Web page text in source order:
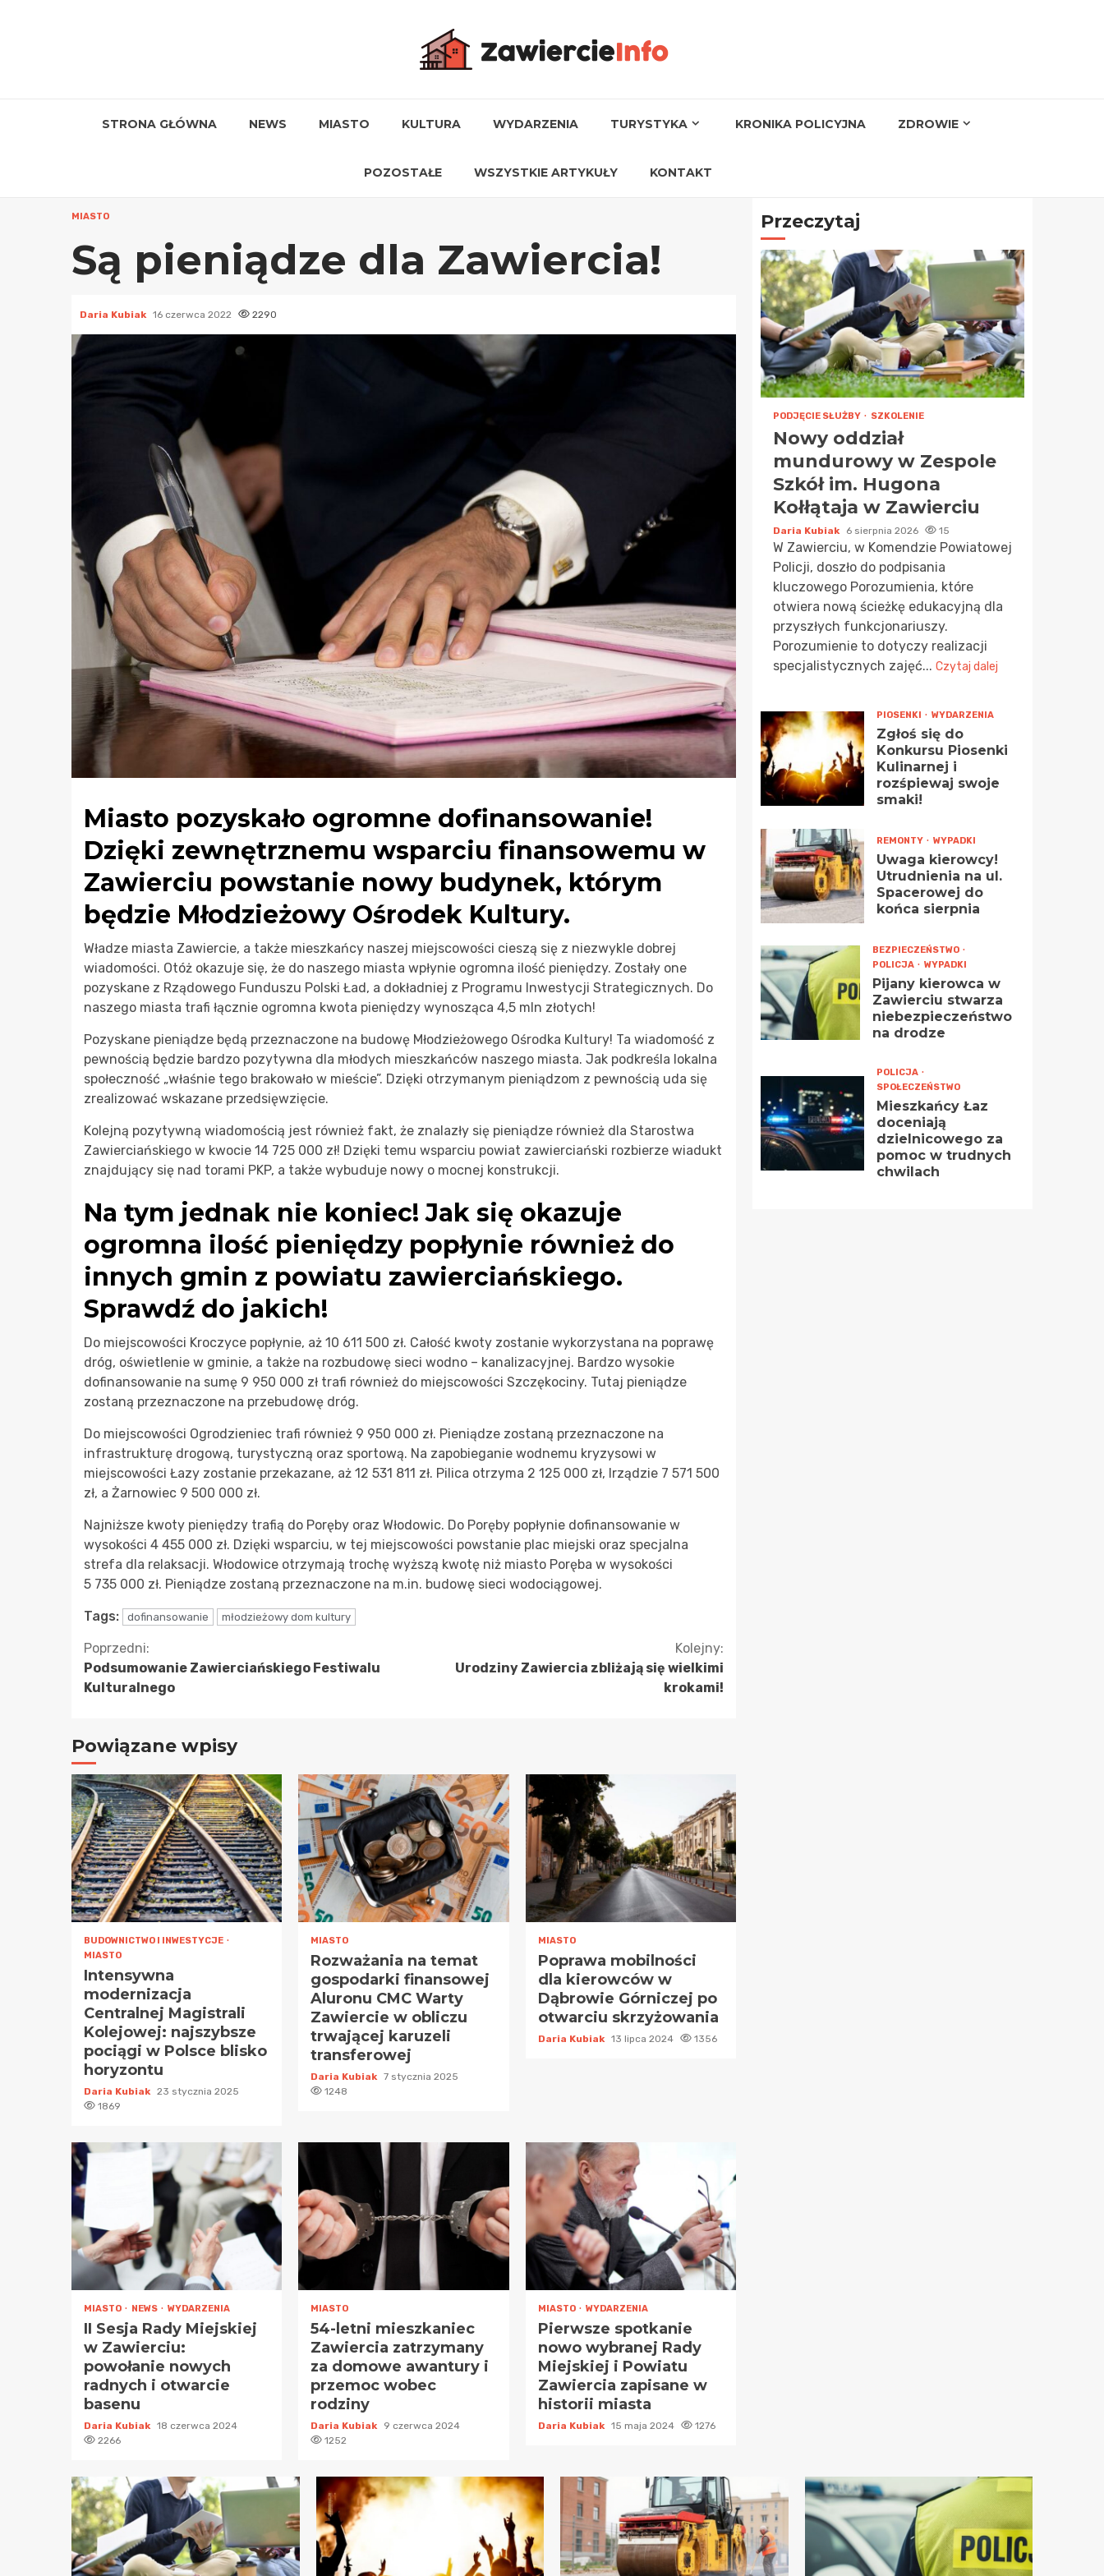
STRONA GŁÓWNA NEWS MIASTO KULTURA WYDARZENIA TURYSTYKA KRONIKA POLICYJNA ZDROWIE
POZOSTAŁE WSZYSTKIE ARTYKUŁY KONTAKT
MIASTO
Są pieniądze dla Zawiercia!
Daria Kubiak 16 czerwca 2022 2290
Miasto pozyskało ogromne dofinansowanie!
Dzięki zewnętrznemu wsparciu finansowemu w
Zawierciu powstanie nowy budynek, którym
będzie Młodzieżowy Ośrodek Kultury.
Władze miasta Zawiercie, a także mieszkańcy naszej miejscowości cieszą się z niezwykle dobrej
wiadomości. Otóż okazuje się, że do naszego miasta wpłynie ogromna ilość pieniędzy. Zostały one
pozyskane z Rządowego Funduszu Polski Ład, a dokładniej z Programu Inwestycji Strategicznych. Do
naszego miasta trafi łącznie ogromna kwota pieniędzy wynosząca 4,5 mln złotych!
Pozyskane pieniądze będą przeznaczone na budowę Młodzieżowego Ośrodka Kultury! Ta wiadomość z
pewnością będzie bardzo pozytywna dla młodych mieszkańców naszego miasta. Jak podkreśla lokalna
społeczność „właśnie tego brakowało w mieście”. Dzięki otrzymanym pieniądzom z pewnością uda się
zrealizować wskazane przedsięwzięcie.
Kolejną pozytywną wiadomością jest również fakt, że znalazły się pieniądze również dla Starostwa
Zawierciańskiego w kwocie 14 725 000 zł! Dzięki temu wsparciu powiat zawierciański rozbierze wiadukt
znajdujący się nad torami PKP, a także wybuduje nowy o mocnej konstrukcji.
Na tym jednak nie koniec! Jak się okazuje
ogromna ilość pieniędzy popłynie również do
innych gmin z powiatu zawierciańskiego.
Sprawdź do jakich!
Do miejscowości Kroczyce popłynie, aż 10 611 500 zł. Całość kwoty zostanie wykorzystana na poprawę
dróg, oświetlenie w gminie, a także na rozbudowę sieci wodno – kanalizacyjnej. Bardzo wysokie
dofinansowanie na sumę 9 950 000 zł trafi również do miejscowości Szczękociny. Tutaj pieniądze
zostaną przeznaczone na przebudowę dróg.
Do miejscowości Ogrodzieniec trafi również 9 950 000 zł. Pieniądze zostaną przeznaczone na
infrastrukturę drogową, turystyczną oraz sportową. Na zapobieganie wodnemu kryzysowi w
miejscowości Łazy zostanie przekazane, aż 12 531 811 zł. Pilica otrzyma 2 125 000 zł, Irządzie 7 571 500
zł, a Żarnowiec 9 500 000 zł.
Najniższe kwoty pieniędzy trafią do Poręby oraz Włodowic. Do Poręby popłynie dofinansowanie w
wysokości 4 455 000 zł. Dzięki wsparciu, w tej miejscowości powstanie plac miejski oraz specjalna
strefa dla relaksacji. Włodowice otrzymają trochę wyższą kwotę niż miasto Poręba w wysokości
5 735 000 zł. Pieniądze zostaną przeznaczone na m.in. budowę sieci wodociągowej.
Tags: dofinansowanie młodzieżowy dom kultury
Kontynuuj
czytanie
Poprzedni:
Podsumowanie Zawierciańskiego Festiwalu
Kulturalnego
Kolejny:
Urodziny Zawiercia zbliżają się wielkimi
krokami!
Powiązane wpisy
BUDOWNICTWO I INWESTYCJE
MIASTO
Intensywna
modernizacja
Centralnej Magistrali
Kolejowej: najszybsze
pociągi w Polsce blisko
horyzontu
Daria Kubiak 23 stycznia 2025
1869
MIASTO
Rozważania na temat
gospodarki finansowej
Aluronu CMC Warty
Zawiercie w obliczu
trwającej karuzeli
transferowej
Daria Kubiak 7 stycznia 2025
1248
MIASTO
Poprawa mobilności
dla kierowców w
Dąbrowie Górniczej po
otwarciu skrzyżowania
Daria Kubiak 13 lipca 2024 1356
MIASTO NEWS WYDARZENIA
II Sesja Rady Miejskiej
w Zawierciu:
powołanie nowych
radnych i otwarcie
basenu
Daria Kubiak 18 czerwca 2024
2266
MIASTO
54-letni mieszkaniec
Zawiercia zatrzymany
za domowe awantury i
przemoc wobec
rodziny
Daria Kubiak
9 czerwca 2024
1252
MIASTO WYDARZENIA
Pierwsze spotkanie
nowo wybranej Rady
Miejskiej i Powiatu
Zawiercia zapisane w
historii miasta
Daria Kubiak 15 maja 2024 1276
Przeczytaj
PODJĘCIE SŁUŻBY SZKOLENIE
Nowy oddział
mundurowy w Zespole
Szkół im. Hugona
Kołłątaja w Zawierciu
Daria Kubiak 6 sierpnia 2026 15
W Zawierciu, w Komendzie Powiatowej
Policji, doszło do podpisania
kluczowego Porozumienia, które
otwiera nową ścieżkę edukacyjną dla
przyszłych funkcjonariuszy.
Porozumienie to dotyczy realizacji
specjalistycznych zajęć... Czytaj dalej
PIOSENKI WYDARZENIA
Zgłoś się do
Konkursu Piosenki
Kulinarnej i
rozśpiewaj swoje
smaki!
REMONTY WYPADKI
Uwaga kierowcy!
Utrudnienia na ul.
Spacerowej do
końca sierpnia
BEZPIECZEŃSTWO
POLICJA
WYPADKI
Pijany kierowca w
Zawierciu stwarza
niebezpieczeństwo
na drodze
POLICJA
SPOŁECZEŃSTWO
Mieszkańcy Łaz
doceniają
dzielnicowego za
pomoc w trudnych
chwilach